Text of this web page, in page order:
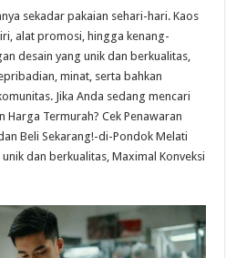
sekadar pakaian sehari-hari. Kaos
alat promosi, hingga kenang-
desain yang unik dan berkualitas,
minat, serta bahkan
Jika Anda sedang mencari
Harga Termurah? Cek Penawaran
Beli Sekarang!-di-Pondok Melati
dan berkualitas, Maximal Konveksi